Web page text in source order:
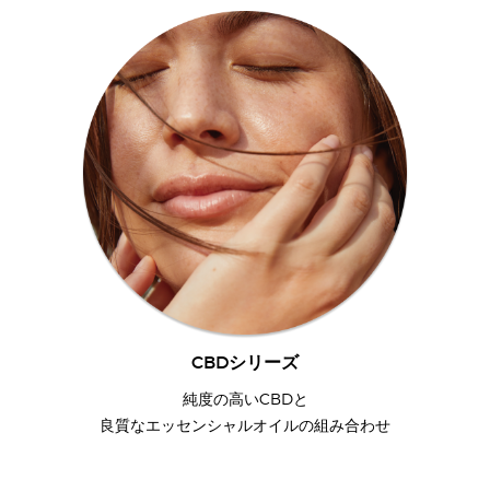
CBDシリーズ
純度の高いCBDと
良質なエッセンシャルオイルの組み合わせ